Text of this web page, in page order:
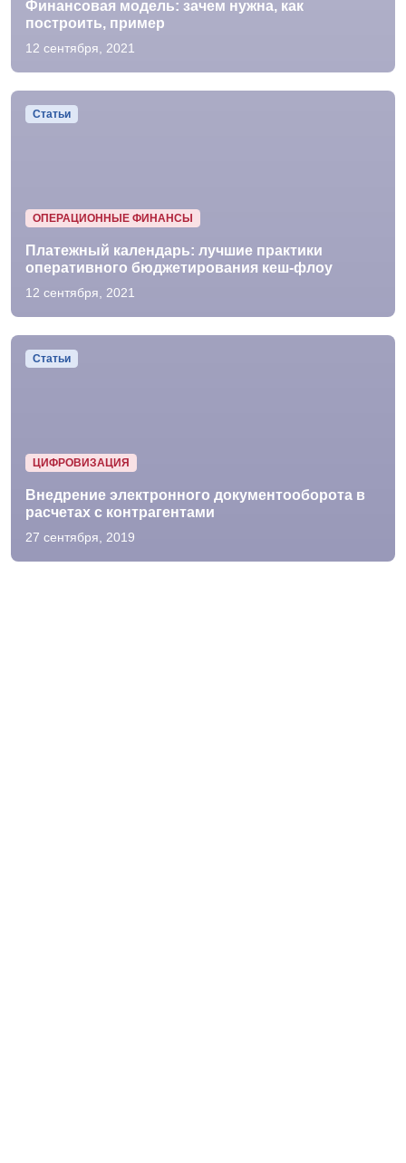
Финансовая модель: зачем нужна, как
построить, пример
12 сентября, 2021
Статьи
ОПЕРАЦИОННЫЕ ФИНАНСЫ
Платежный календарь: лучшие практики
оперативного бюджетирования кеш-флоу
12 сентября, 2021
Статьи
ЦИФРОВИЗАЦИЯ
Внедрение электронного документооборота в
расчетах с контрагентами
27 сентября, 2019